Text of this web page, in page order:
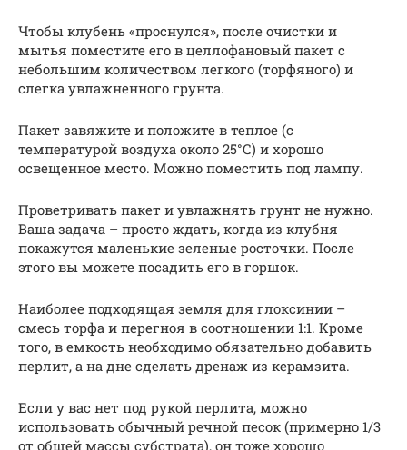
Чтобы клубень «проснулся», после очистки и
мытья поместите его в целлофановый пакет с
небольшим количеством легкого (торфяного) и
слегка увлажненного грунта.
Пакет завяжите и положите в теплое (с
температурой воздуха около 25°С) и хорошо
освещенное место. Можно поместить под лампу.
Проветривать пакет и увлажнять грунт не нужно.
Ваша задача – просто ждать, когда из клубня
покажутся маленькие зеленые росточки. После
этого вы можете посадить его в горшок.
Наиболее подходящая земля для глоксинии –
смесь торфа и перегноя в соотношении 1:1. Кроме
того, в емкость необходимо обязательно добавить
перлит, а на дне сделать дренаж из керамзита.
Если у вас нет под рукой перлита, можно
использовать обычный речной песок (примерно 1/3
от общей массы субстрата), он тоже хорошо